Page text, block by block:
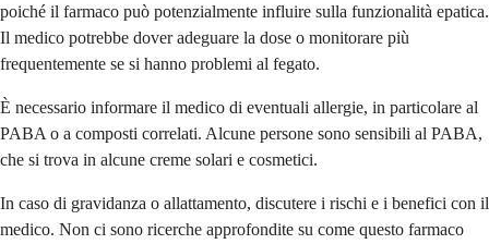
poiché il farmaco può potenzialmente influire sulla funzionalità epatica.
Il medico potrebbe dover adeguare la dose o monitorare più
frequentemente se si hanno problemi al fegato.
È necessario informare il medico di eventuali allergie, in particolare al
PABA o a composti correlati. Alcune persone sono sensibili al PABA,
che si trova in alcune creme solari e cosmetici.
In caso di gravidanza o allattamento, discutere i rischi e i benefici con il
medico. Non ci sono ricerche approfondite su come questo farmaco